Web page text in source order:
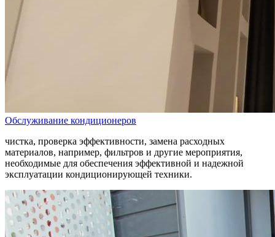
Обслуживание кондиционеров
чистка, проверка эффективности, замена расходных
материалов, например, фильтров и другие мероприятия,
необходимые для обеспечения эффективной и надежной
эксплуатации кондиционирующей техники.